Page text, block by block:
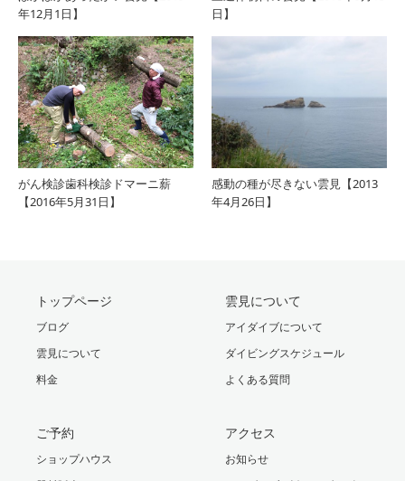
年12月1日】
日】
がん検診歯科検診ドマーニ薪
【2016年5月31日】
感動の種が尽きない雲見【2013
年4月26日】
トップページ
ブログ
雲見について
料金
雲見について
アイダイブについて
ダイビングスケジュール
よくある質問
ご予約
ショップハウス
アクセス
お知らせ